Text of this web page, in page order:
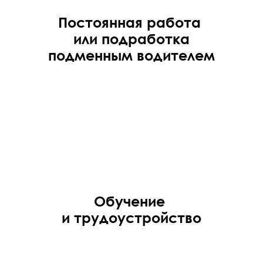
Постоянная работа
или подработка
подменным водителем
Обучение
и трудоустройство